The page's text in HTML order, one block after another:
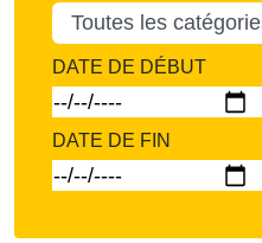
DATE DE DÉBUT
DATE DE FIN